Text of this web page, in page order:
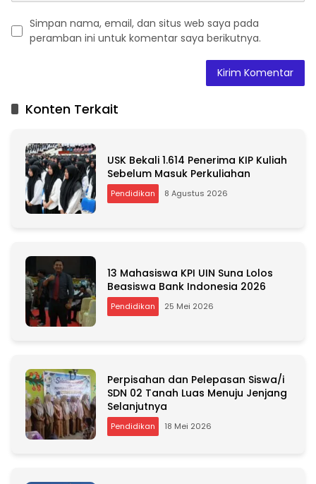
Simpan nama, email, dan situs web saya pada
peramban ini untuk komentar saya berikutnya.
e Konten Terkait
USK Bekali 1.614 Penerima KIP Kuliah
Sebelum Masuk Perkuliahan
Pendidikan 8 Agustus 2026
13 Mahasiswa KPI UIN Suna Lolos
Beasiswa Bank Indonesia 2026
Pendidikan 25 Mei 2026
Perpisahan dan Pelepasan Siswa/i
SDN 02 Tanah Luas Menuju Jenjang
Selanjutnya
Pendidikan 18 Mei 2026